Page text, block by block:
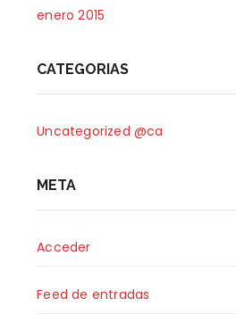
enero 2015
CATEGORIAS
Uncategorized @ca
META
Acceder
Feed de entradas